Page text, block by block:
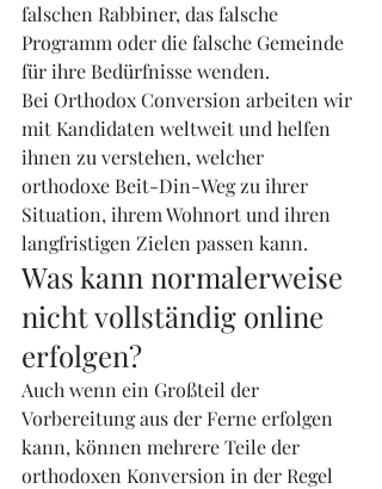
falschen Rabbiner, das falsche
Programm oder die falsche Gemeinde
für ihre Bedürfnisse wenden.
Bei Orthodox Conversion arbeiten wir
mit Kandidaten weltweit und helfen
ihnen zu verstehen, welcher
orthodoxe Beit-Din-Weg zu ihrer
Situation, ihrem Wohnort und ihren
langfristigen Zielen passen kann.
Was kann normalerweise
nicht vollständig online
erfolgen?
Auch wenn ein Großteil der
Vorbereitung aus der Ferne erfolgen
kann, können mehrere Teile der
orthodoxen Konversion in der Regel